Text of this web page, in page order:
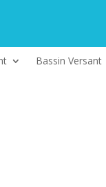
Bassin Versant